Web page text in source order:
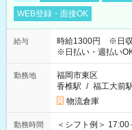
WEB登録・面接OK
給与
時給1300円 ※日
※日払い・週払い
勤務地
福岡市東区
香椎駅 / 福工大前
物流倉庫
勤務時間
＜シフト例＞